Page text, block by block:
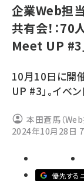
youtube
セミナー
meo
企業Web担当
共有会！：
Meet UP #3
10月10日に開
UP #3」。イベ
本田蒼馬（Web
[撮影]
2024年10月28日
優先する